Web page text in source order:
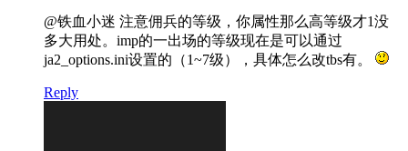
@铁血小迷 注意佣兵的等级，你属性那么高等级才1没
多大用处。imp的一出场的等级现在是可以通过
ja2_options.ini设置的（1~7级），具体怎么改tbs有。
Reply